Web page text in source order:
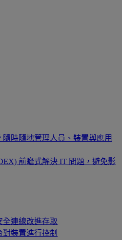
隨時隨地管理人員、裝置與應用
前瞻式解決 IT 問題，避免影
全連線改進存取
對裝置進行控制